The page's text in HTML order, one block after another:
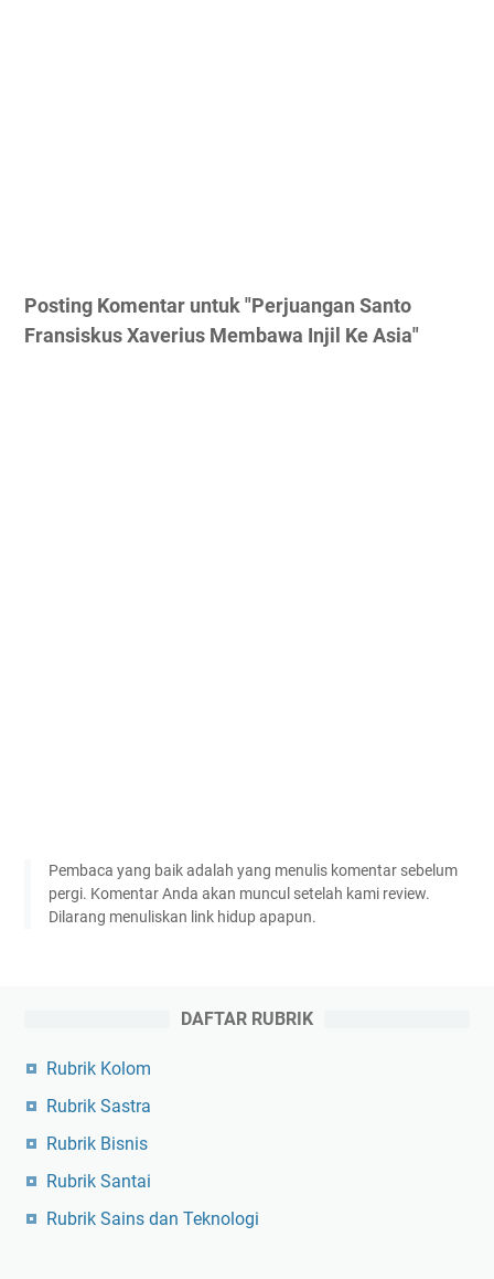
Posting Komentar untuk "Perjuangan Santo
Fransiskus Xaverius Membawa Injil Ke Asia"
Pembaca yang baik adalah yang menulis komentar sebelum
pergi. Komentar Anda akan muncul setelah kami review.
Dilarang menuliskan link hidup apapun.
DAFTAR RUBRIK
Rubrik Kolom
Rubrik Sastra
Rubrik Bisnis
Rubrik Santai
Rubrik Sains dan Teknologi